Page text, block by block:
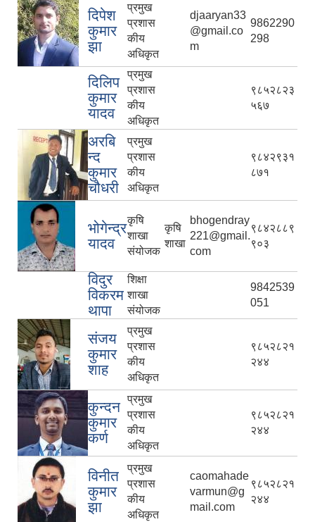
दिपेश
कुमार
झा
प्रमुख
प्रशास
कीय
अधिकृत
djaaryan33
@gmail.co
m
9862290
298
दिलिप
कुमार
यादव
प्रमुख
प्रशास
कीय
अधिकृत
९८५२८२३
५६७
अरबि
न्द
कुमार
चौधरी
प्रमुख
प्रशास
कीय
अधिकृत
९८४२९३१
८७१
भोगेन्द्र
यादव
कृषि
शाखा
संयोजक
कृषि
शाखा
bhogendray
221@gmail.
com
९८४२८८९
९०३
विदुर
विकरम
थापा
शिक्षा
शाखा
संयोजक
9842539
051
संजय
कुमार
शाह
प्रमुख
प्रशास
कीय
अधिकृत
९८५२८२१
२४४
कुन्दन
कुमार
कर्ण
प्रमुख
प्रशास
कीय
अधिकृत
९८५२८२१
२४४
विनीत
कुमार
झा
प्रमुख
प्रशास
कीय
अधिकृत
caomahade
varmun@g
mail.com
९८५२८२१
२४४